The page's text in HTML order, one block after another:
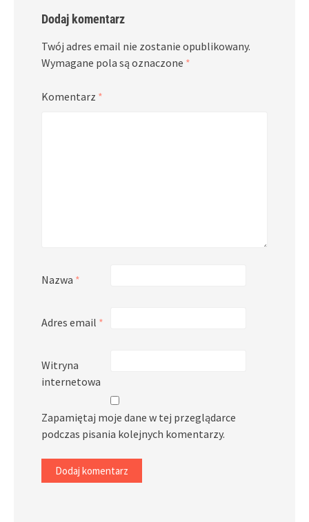
Dodaj komentarz
Twój adres email nie zostanie opublikowany.
Wymagane pola są oznaczone *
Komentarz *
Nazwa *
Adres email *
Witryna
internetowa
Zapamiętaj moje dane w tej przeglądarce
podczas pisania kolejnych komentarzy.